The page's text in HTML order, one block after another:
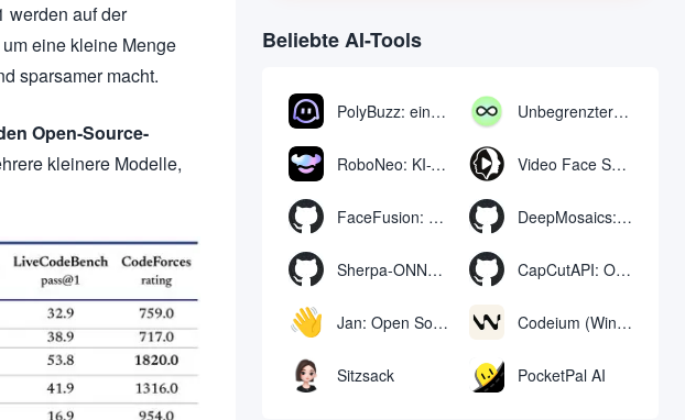
werden auf der
eine kleine Menge
sparsamer macht.
Open-Source-
kleinere Modelle,
Beliebte AI-Tools
PolyBuzz: eine kostenlose Chat- und Rollenspielplattform für die Interaktion mit KI-Charakteren Unbegrenzter AI-Chat: kostenloses unbegrenztes AI-Chat-Tool
RoboNeo: KI-Tool zur Erstellung und Bearbeitung von Videos und Bildern per Chat Video Face Swap
FaceFusion: Video Face Swap Enhancement Tool | Voice Sync Video Mouth Moves DeepMosaics: Automatisches Entfernen von Mosaiken aus oder Hinzufügen von Mosaiken zu Bildern und Videos
Sherpa-ONNX: Offline-Spracherkennung und -synthese mit ONNXRuntime CapCutAPI: Open-Source-Tool zur automatischen Steuerung von CapCut-Videoclips
Jan: Open Source Offline-KI-Assistent, ChatGPT-Ersatz, lokale KI-Modelle oder Verbindung zur Cloud-KI Codeium (Windsurf Editor): kostenloses KI-Code-Vervollständigungs- und Chat-Tool, Windsurf schreibt den kompletten Projektcode in einer dialogorientierten Weise
Sitzsack PocketPal AI